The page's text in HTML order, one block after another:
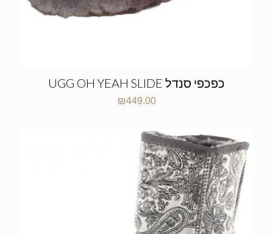
UGG OH YEAH SLIDE כפכפי סנדל
₪449.00